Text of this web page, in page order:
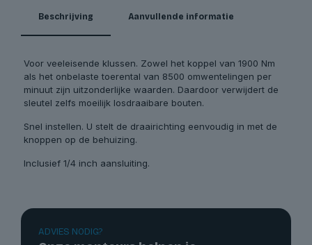
Beschrijving Aanvullende informatie
Voor veeleisende klussen. Zowel het koppel van 1900 Nm
als het onbelaste toerental van 8500 omwentelingen per
minuut zijn uitzonderlijke waarden. Daardoor verwijdert de
sleutel zelfs moeilijk losdraaibare bouten.
Snel instellen. U stelt de draairichting eenvoudig in met de
knoppen op de behuizing.
Inclusief 1/4 inch aansluiting.
ADVIES NODIG?